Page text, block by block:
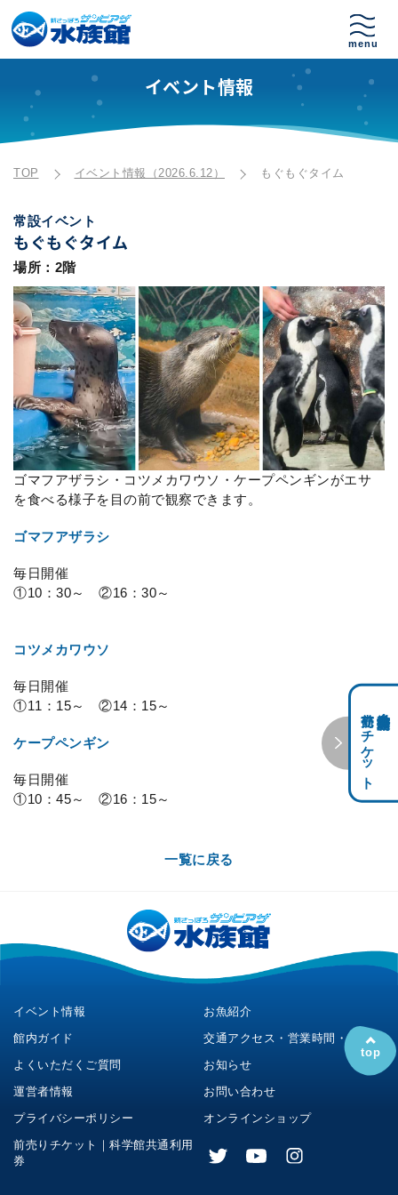
イベント情報
TOP イベント情報（2026.6.12） もぐもぐタイム
常設イベント
もぐもぐタイム
場所：2階
ゴマフアザラシ・コツメカワウソ・ケープペンギンがエサ
を食べる様子を目の前で観察できます。
ゴマフアザラシ
毎日開催
①10：30～ ②16：30～
コツメカワウソ
毎日開催
①11：15～ ②14：15～
ケープペンギン
毎日開催
①10：45～ ②16：15～
一覧に戻る
前売りチケット
イベント情報
お魚紹介
館内ガイド
交通アクセス・営業時間・料金
よくいただくご質問
お知らせ
運営者情報
お問い合わせ
プライバシーポリシー
オンラインショップ
前売りチケット｜科学館共通利用
券
top